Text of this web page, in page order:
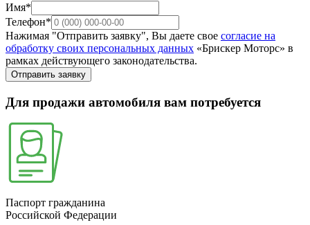
Имя*
Телефон*
Нажимая "Отправить заявку", Вы даете свое согласие на
обработку своих персональных данных «Брискер Моторс» в
рамках действующего законодательства.
Отправить заявку
Для продажи автомобиля вам потребуется
Паспорт гражданина
Российской Федерации